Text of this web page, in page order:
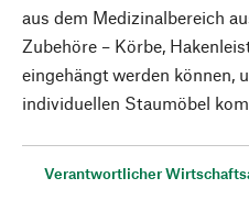
aus dem Medizinalbereich
Zubehöre – Körbe,
eingehängt werden können,
individuellen Staumöbel
Verantwortlicher